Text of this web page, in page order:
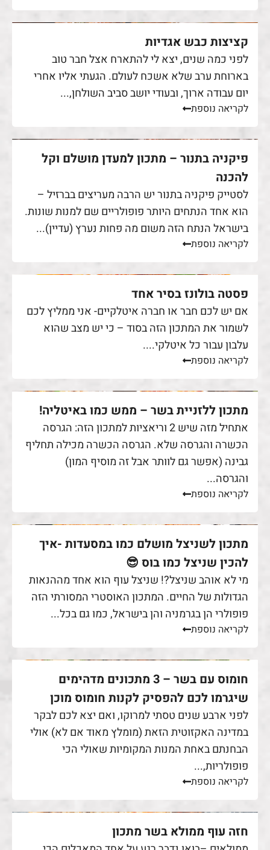
קציצות כבש אגדיות
לפני כמה שנים, יצא לי להתארח אצל חבר טוב
בארוחת ערב שלא אשכח לעולם. הגעתי אליו אחרי
יום עבודה ארוך, ובעודי יושב סביב השולחן,...
לקריאה נוספת
פיקניה בתנור – מתכון למעדן מושלם וקל
להכנה
לסטייק פיקניה בתנור יש הרבה מעריצים בברזיל –
הוא אחד הנתחים היותר פופולריים שם למנות שונות.
בישראל הנתח הזה משום מה פחות נערץ (עדיין)...
לקריאה נוספת
פסטה בולונז בסיר אחד
אם יש לכם חבר או חברה איטלקיים- אני ממליץ לכם
לשמור את המתכון הזה בסוד – כי יש מצב שהוא
עלבון עבור כל איטלקי....
לקריאה נוספת
מתכון ללזניית בשר – ממש כמו באיטליה!
אתחיל מזה שיש 2 וריאציות למתכון הזה: הגרסה
הכשרה והגרסה שלא. הגרסה הכשרה מכילה תחליף
גבינה (אפשר גם לוותר אבל זה מוסיף המון)
והגרסה...
לקריאה נוספת
מתכון לשניצל מושלם כמו במסעדות -איך
להכין שניצל כמו בוס 😎
מי לא אוהב שניצל?! שניצל עוף הוא אחד מההנאות
הגדולות של החיים. המתכון האוסטרי המסורתי הזה
פופולרי הן בגרמניה והן בישראל, כמו גם בכל...
לקריאה נוספת
חומוס עם בשר – 3 מתכונים מדהימים
שיגרמו לכם להפסיק לקנות חומוס מוכן
לפני ארבע שנים טסתי למרוקו, ואם יצא לכם לבקר
במדינה האקזוטית הזאת (מומלץ מאוד אם לא) אולי
הבחנתם באחת המנות המקומיות שאולי הכי
פופולריות,...
לקריאה נוספת
חזה עוף ממולא בשר מתכון